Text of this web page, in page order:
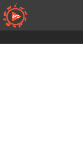
コ
ン
テ
ン